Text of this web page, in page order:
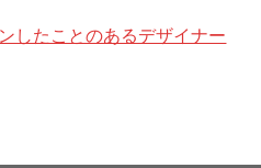
したことのあるデザイナー